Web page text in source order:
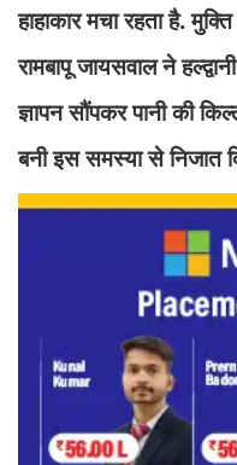
हाहाकार मचा रहता है.
रामबापू जायसवाल ने
ज्ञापन सौंपकर पानी की
बनी इस समस्या से निजात